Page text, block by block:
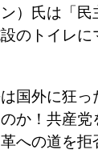
）氏は「
のトイレ
国外に狂
か！共産
への道を拒